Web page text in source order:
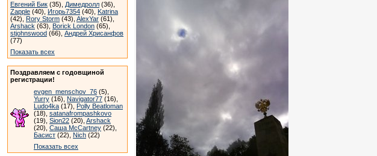
Евгений Бик (35), Димедролл (36),
Zapple (40), Игорь7354 (40), Katrina
(42), Rory Storm (43), AlexYar (61),
Arshack (63), Borick London (65),
stjohnswood (66), Андрей Хрисанфов
(77)
Показать всех
Поздравляем с годовщиной
регистрации!
evgen_menschov_76 (5),
Yurry (16), Navigator77 (16),
Ludo4ka (17), Polly Beatloman
(18), satanafrompashkovo
(19), Sion22 (20), Arshack
(20), Саша McCartney (22),
Басист (22), Nich (22)
Показать всех